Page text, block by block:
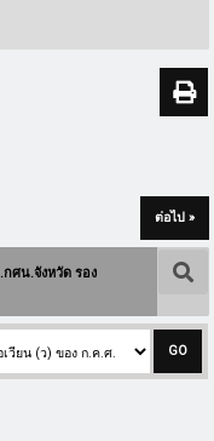
ต่อไป »
ศน.จังหวัด รอง